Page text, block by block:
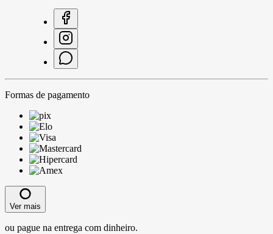
Formas de pagamento
Ver mais
ou pague na entrega com dinheiro.